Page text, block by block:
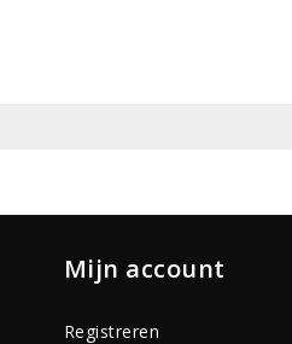
Mijn account
Registreren